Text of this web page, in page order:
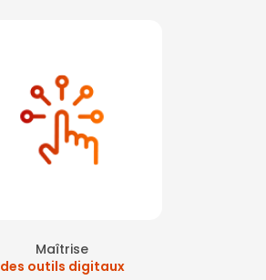
Maîtrise
des outils digitaux